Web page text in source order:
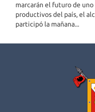
marcarán el futuro de
productivos del país, el
participó la mañana...